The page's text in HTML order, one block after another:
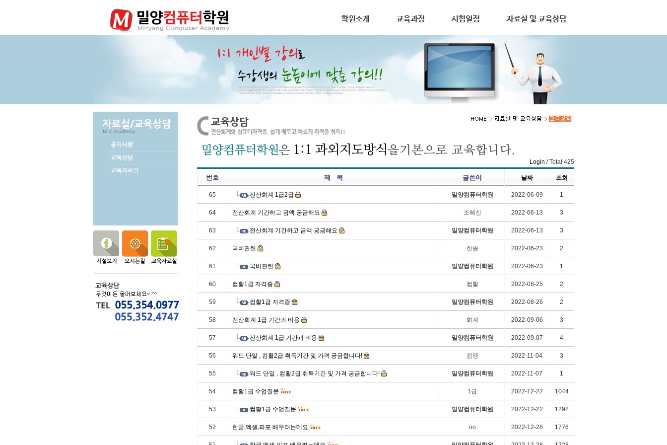
Login / Total 425
번호 제 목 글쓴이 날짜 조회
65 전산회계 1급2급 밀양컴퓨터학원 2022-06-09 1
64 전산회계 기간하고 금액 궁금해요 조혜진 2022-06-13 3
63 전산회계 기간하고 금액 궁금해요 밀양컴퓨터학원 2022-06-13 3
62 국비관련 한솔 2022-06-23 2
61 국비관련 밀양컴퓨터학원 2022-06-23 1
60 컴활1급 자격증 컴활 2022-08-25 2
59 컴활1급 자격증 밀양컴퓨터학원 2022-08-26 2
58 전산회계 1급 기간과 비용 회계 2022-09-06 3
57 전산회계 1급 기간과 비용 밀양컴퓨터학원 2022-09-07 4
56 워드 단일 , 컴활2급 취득기간 및 가격 궁금합니다! 컴맹 2022-11-04 3
55 워드 단일 , 컴활2급 취득기간 및 가격 궁금합니다! 밀양컴퓨터학원 2022-11-07 1
54 컴활1급 수업질문 1급 2022-12-22 1044
53 컴활1급 수업질문 밀양컴퓨터학원 2022-12-22 1292
52 한글,엑셀,파포 배우려는데요 oo 2022-12-28 1776